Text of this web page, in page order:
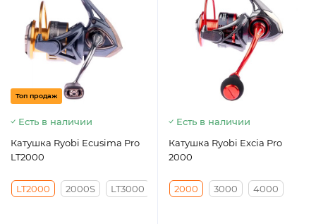
Топ продаж
Есть в наличии
Катушка Ryobi Ecusima Pro
LT2000
LT2000 2000S LT3000 3000S LT4000
Есть в наличии
Катушка Ryobi Excia Pro
2000
2000 3000 4000